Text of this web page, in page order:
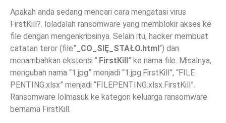
Apakah anda sedang mencari cara mengatasi virus
FirstKill?. loladalah ransomware yang memblokir akses ke
file dengan mengenkripsinya. Selain itu, hacker membuat
catatan teror (file” _CO_SIĘ_STAŁO.html “) dan
menambahkan ekstensi “. FirstKill ” ke nama file. Misalnya,
mengubah nama “1.jpg” menjadi “1.jpg.FirstKill”, “FILE
PENTING.xlsx” menjadi “FILEPENTING.xlsx.FirstKill”.
Ransomware lolmasuk ke kategori keluarga ransomware
bernama FirstKill.